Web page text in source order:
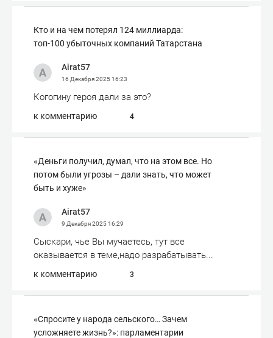
Кто и на чем потерял 124 миллиарда:
топ-100 убыточных компаний Татарстана
Airat57
16 Декабря 202516:23
Когогину героя дали за это?
к комментарию 4
«Деньги получил, думал, что на этом все. Но
потом были угрозы – дали знать, что может
быть и хуже»
Airat57
9 Декабря 202516:29
Сыскари, чье Вы мучаетесь, тут все
оказывается в теме,надо разрабатывать...
к комментарию 3
«Спросите у народа сельского… Зачем
усложняете жизнь?»: парламентарии